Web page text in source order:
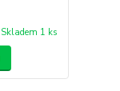
Skladem 1 ks